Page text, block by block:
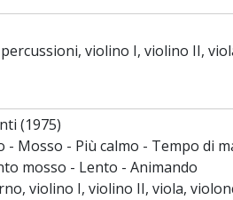
violino I, violino II,
(1975)
- Mosso - Più calmo - Tempo di
mosso - Lento - Animando
violino I, violino II, viola,